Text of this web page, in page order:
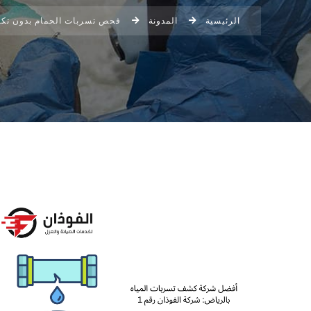
الرئيسية المدونة فحص تسربات الحمام بدون